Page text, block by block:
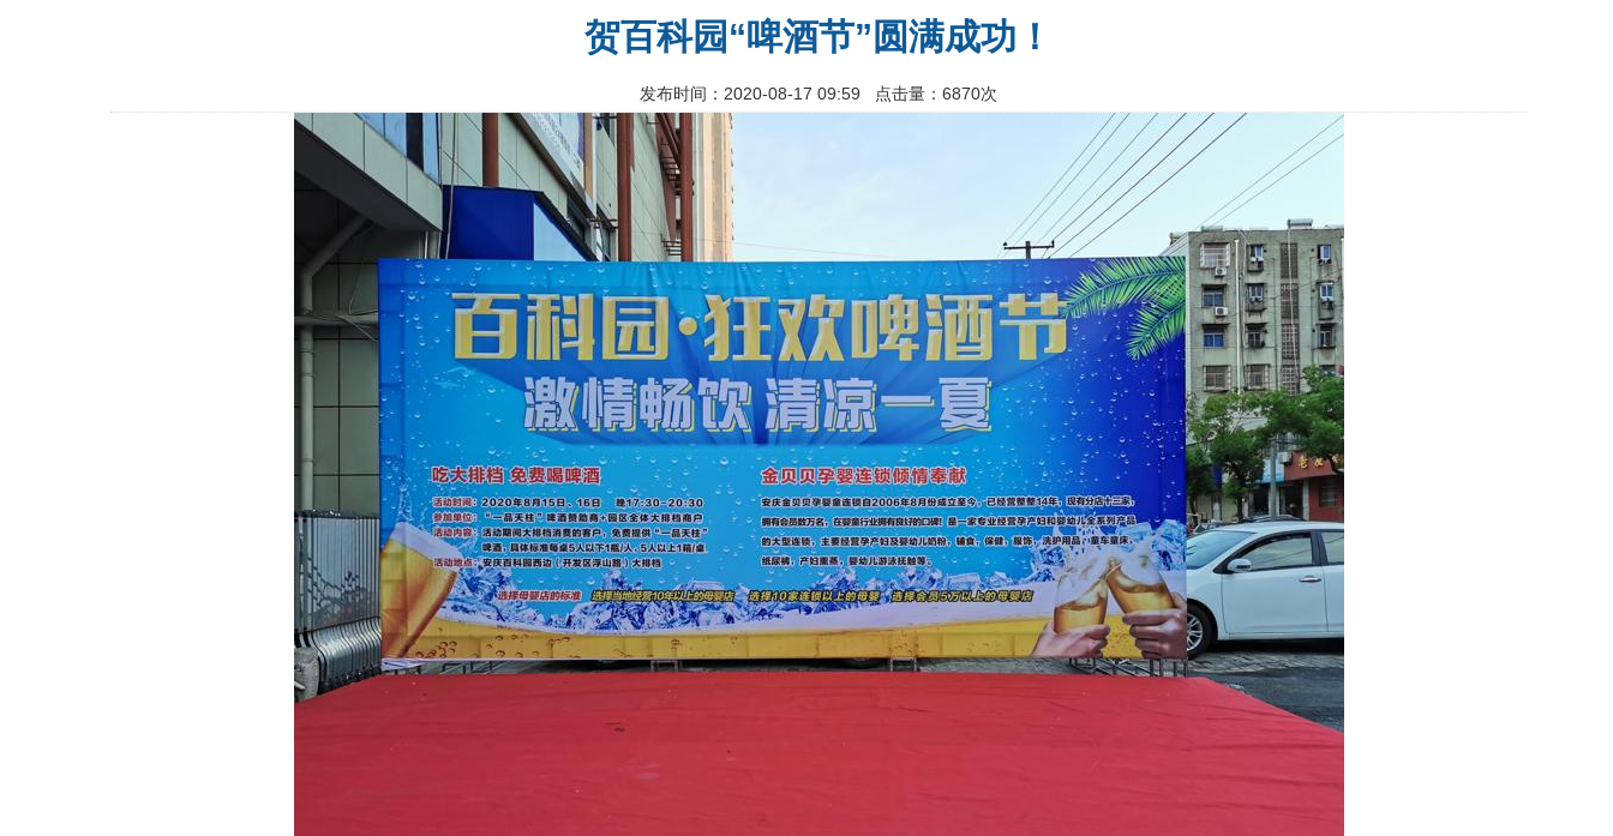
贺百科园“啤酒节”圆满成功！
发布时间：2020-08-17 09:59 点击量：6870次